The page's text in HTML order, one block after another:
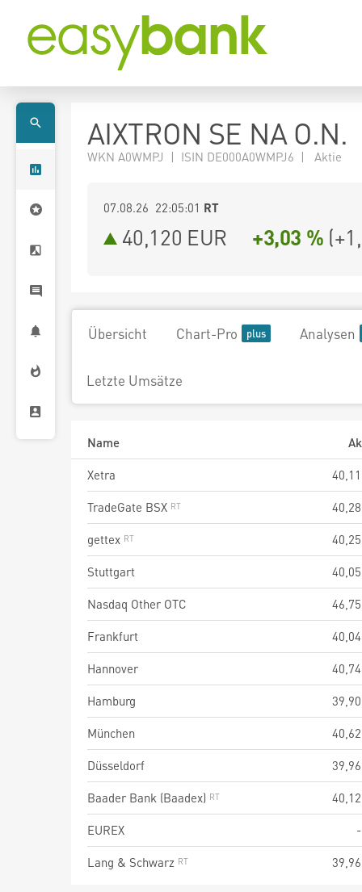
AIXTRON SE NA O.N.
WKN A0WMPJ | ISIN DE000A0WMPJ6 | Aktie
07.08.26 22:05:01 RT
40,120 EUR +3,03 % (
Übersicht Chart-Pro Analysen
Letzte Umsätze
Name
Xetra
40,11
TradeGate BSX
40,28
gettex
40,25
Stuttgart
40,05
Nasdaq Other OTC
46,75
Frankfurt
40,04
Hannover
40,74
Hamburg
39,90
München
40,62
Düsseldorf
39,96
Baader Bank (Baadex)
40,12
EUREX
-
Lang & Schwarz
39,96